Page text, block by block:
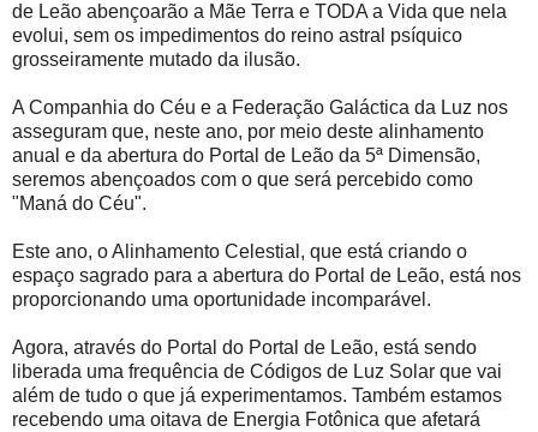
de Leão abençoarão a Mãe Terra e TODA a Vida que nela
evolui, sem os impedimentos do reino astral psíquico
grosseiramente mutado da ilusão.
A Companhia do Céu e a Federação Galáctica da Luz nos
asseguram que, neste ano, por meio deste alinhamento
anual e da abertura do Portal de Leão da 5ª Dimensão,
seremos abençoados com o que será percebido como
"Maná do Céu".
Este ano, o Alinhamento Celestial, que está criando o
espaço sagrado para a abertura do Portal de Leão, está nos
proporcionando uma oportunidade incomparável.
Agora, através do Portal do Portal de Leão, está sendo
liberada uma frequência de Códigos de Luz Solar que vai
além de tudo o que já experimentamos. Também estamos
recebendo uma oitava de Energia Fotônica que afetará